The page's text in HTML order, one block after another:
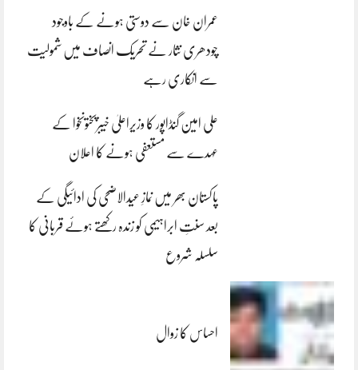
عمران خان سے دوستی ہونے کے باوجود
چودھری نثار نے تحریک انصاف میں شمولیت
سے انکاری رہے
علی امین گنڈاپور کا وزیراعلیٰ خیبرپختونخوا کے
عہدے سے مستعفی ہونے کا اعلان
پاکستان بھر میں نمازِ عیدالاضحی کی ادائیگی کے
بعد سنتِ ابراہیمی کو زندہ رکھتے ہوئے قربانی کا
سلسلہ شروع
احساس کا زوال